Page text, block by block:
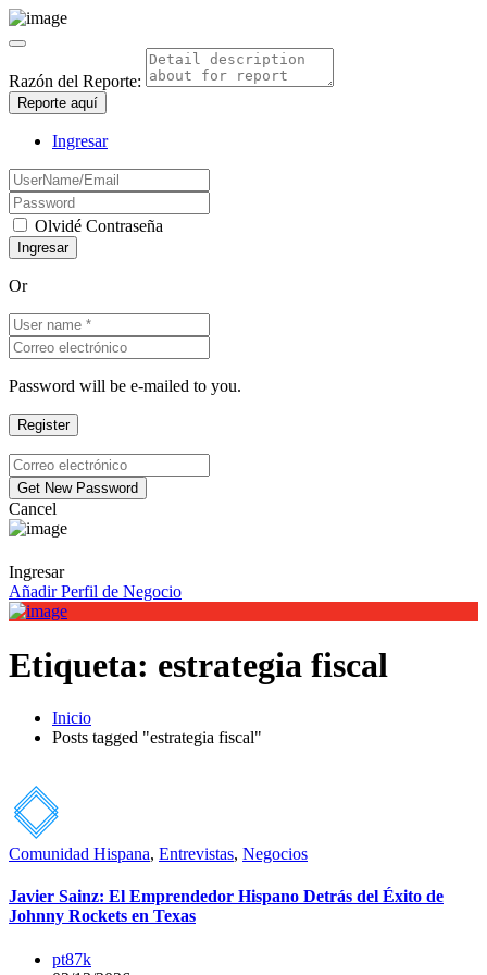
Razón del Reporte:
Reporte aquí
Ingresar
Olvidé Contraseña
Or
Password will be e-mailed to you.
Cancel
Ingresar
Añadir Perfil de Negocio
Etiqueta: estrategia fiscal
Inicio
Posts tagged "estrategia fiscal"
Comunidad Hispana, Entrevistas, Negocios
Javier Sainz: El Emprendedor Hispano Detrás del Éxito de
Johnny Rockets en Texas
pt87k